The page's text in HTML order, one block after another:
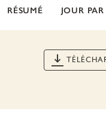
RÉSUMÉ JOUR